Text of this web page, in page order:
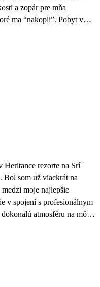
“nakopli”. Pobyt v
lekárov (ktorá ma
úžasných ľudí a malými
si uvedomi mnoho vecí, na
len to pozitívne, čo
a robí svoju prácu s
rezorte na Srí
Bol som už viackrát na
moje najlepšie
v spojení s profesionálnym
atmosféru na môj
organizácia prebehla bez